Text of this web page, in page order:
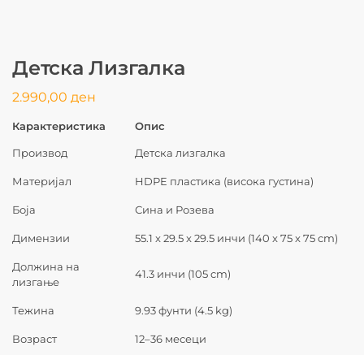
Детска Лизгалка
2.990,00 ден
Карактеристика Опис
Производ Детска лизгалка
Материјал HDPE пластика (висока густина)
Боја Сина и Розева
Димензии 55.1 x 29.5 x 29.5 инчи (140 x 75 x 75 cm)
Должина на
лизгање
41.3 инчи (105 cm)
Тежина 9.93 фунти (4.5 kg)
Возраст 12–36 месеци